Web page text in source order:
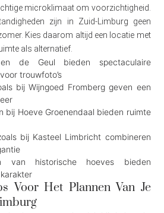
microklimaat om voorzichtigheid.
zijn in Zuid-Limburg geen
Kies daarom altijd een locatie met
als alternatief.
de Geul bieden spectaculaire
trouwfoto’s
bij Wijngoed Fromberg geven een
bij Hoeve Groenendaal bieden ruimte
bij Kasteel Limbricht combineren
van historische hoeves bieden
Voor Het Plannen Van Je